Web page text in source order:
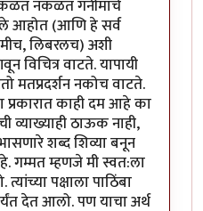
नकळत गनीमाचे
आहोत (आणि हे सर्व
लिबरलच) अशी
विचित्र वाटते. यापायी
मतप्रदर्शन नकोच वाटते.
प्रकारात काही दम आहे का
व्याख्याही ठाऊक नाही,
शब्द शिव्या बनून
म्हणजे मी स्वत:ला
पक्षाला पाठिंबा
देत आलो. पण याचा अर्थ